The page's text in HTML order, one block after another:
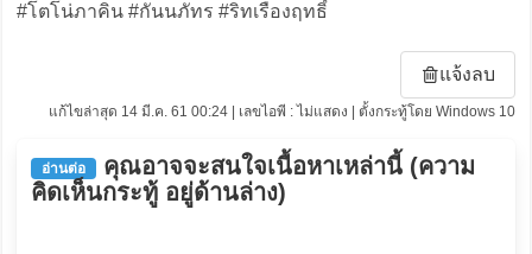
#โตโน่ภาคิน #กันนภัทร #ริทเรืองฤทธิ์
แจ้งลบ
แก้ไขล่าสุด 14 มี.ค. 61 00:24 | เลขไอพี : ไม่แสดง | ตั้งกระทู้โดย Windows 10
อ่านต่อ
คุณอาจจะสนใจเนื้อหาเหล่านี้ (ความ
คิดเห็นกระทู้ อยู่ด้านล่าง)